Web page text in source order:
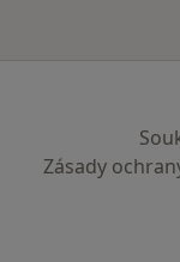
Zásady